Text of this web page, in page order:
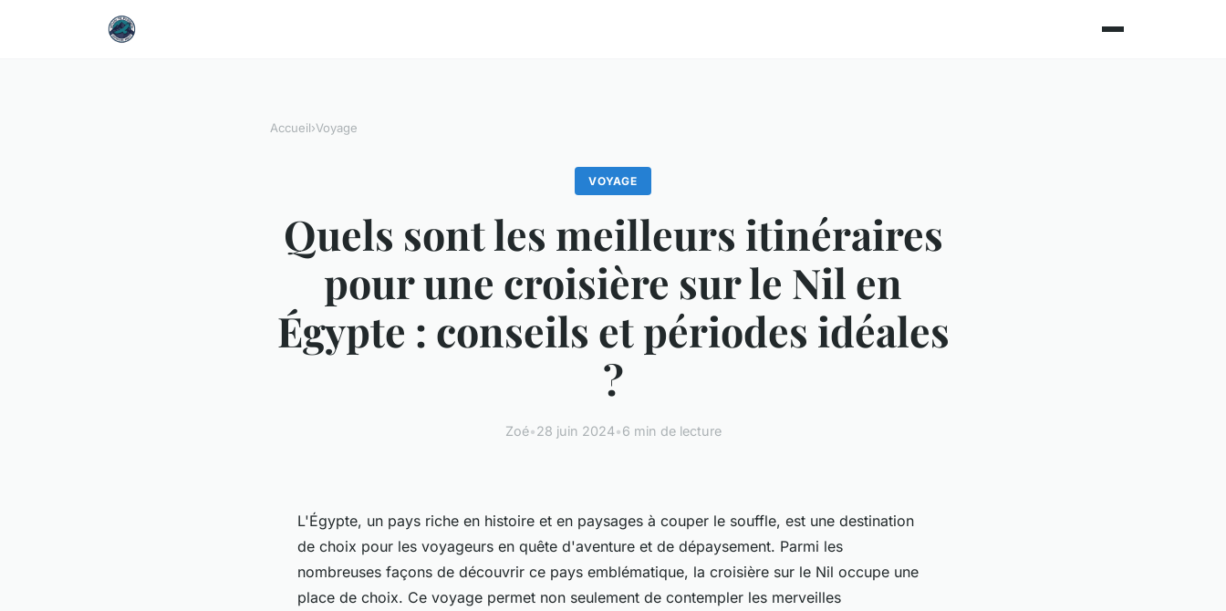
Accueil›Voyage
VOYAGE
Quels sont les meilleurs itinéraires
pour une croisière sur le Nil en
Égypte : conseils et périodes idéales
?
Zoé•28 juin 2024•6 min de lecture
L'Égypte, un pays riche en histoire et en paysages à couper le souffle, est une destination
de choix pour les voyageurs en quête d'aventure et de dépaysement. Parmi les
nombreuses façons de découvrir ce pays emblématique, la croisière sur le Nil occupe une
place de choix. Ce voyage permet non seulement de contempler les merveilles